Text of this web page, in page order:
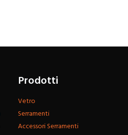
Prodotti
Vetro
Serramenti
Accessori Serramenti